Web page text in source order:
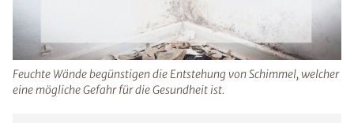
Augenreizungen sowie Infekte auftreten.